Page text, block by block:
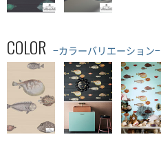
COLOR −カラーバリエーション−